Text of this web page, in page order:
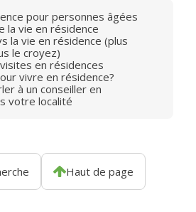
pour personnes âgées
la vie en résidence
la vie en résidence (plus
le croyez)
en résidences
vivre en résidence?
à un conseiller en
votre localité
Haut de page